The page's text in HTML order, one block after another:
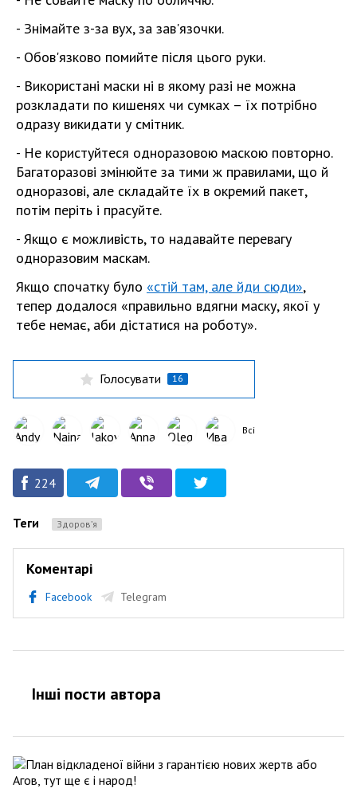
- Знімайте з-за вух, за зав'язочки.
- Обов'язково помийте після цього руки.
- Використані маски ні в якому разі не можна
розкладати по кишенях чи сумках – їх потрібно
одразу викидати у смітник.
- Не користуйтеся одноразовою маскою повторно.
Багаторазові змінюйте за тими ж правилами, що й
одноразові, але складайте їх в окремий пакет,
потім періть і прасуйте.
- Якщо є можливість, то надавайте перевагу
одноразовим маскам.
Якщо спочатку було «стій там, але йди сюди»,
тепер додалося «правильно вдягни маску, якої у
тебе немає, аби дістатися на роботу».
Голосувати 16
Всі
224
Теги Здоров’я
Коментарі
Facebook Telegram
Інші пости автора